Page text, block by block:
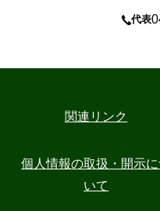
代表
関連リンク
個人情報の取扱・開示に
いて